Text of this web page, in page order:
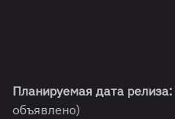
Планируемая дата релиза:
объявлено)